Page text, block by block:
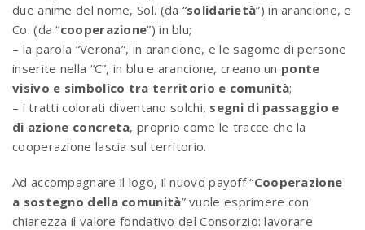
due anime del nome, Sol. (da “solidarietà”) in arancione, e
Co. (da “cooperazione”) in blu;
– la parola “Verona”, in arancione, e le sagome di persone
inserite nella “C”, in blu e arancione, creano un ponte
visivo e simbolico tra territorio e comunità;
– i tratti colorati diventano solchi, segni di passaggio e
di azione concreta, proprio come le tracce che la
cooperazione lascia sul territorio.
Ad accompagnare il logo, il nuovo payoff “Cooperazione
a sostegno della comunità” vuole esprimere con
chiarezza il valore fondativo del Consorzio: lavorare